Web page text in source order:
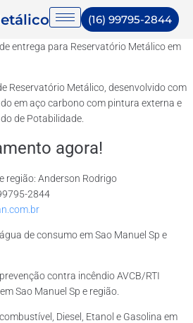
(16) 99795-2844
entrega para Reservatório Metálico em
Reservatório Metálico, desenvolvido com
em aço carbono com pintura externa e
de Potabilidade.
agora!
região: Anderson Rodrigo
2844
de consumo em Sao Manuel Sp e
contra incêndio AVCB/RTI
Sao Manuel Sp e região.
Diesel, Etanol e Gasolina em